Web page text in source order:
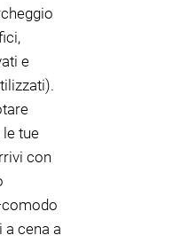
e
tue
con
a cena a